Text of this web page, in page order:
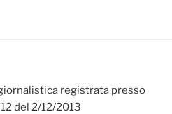
registrata presso
del 2/12/2013